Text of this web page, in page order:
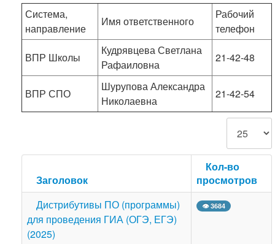
Система,
направление
Имя ответственного
Рабочий
телефон
ВПР Школы
Кудрявцева Светлана
Рафаиловна
21-42-48
ВПР СПО
Шурупова Александра
Николаевна
21-42-54
Кол-во
Заголовок
Кол-во
просмотров
Дистрибутивы ПО (программы)
для проведения ГИА (ОГЭ, ЕГЭ)
(2025)
👁 3684